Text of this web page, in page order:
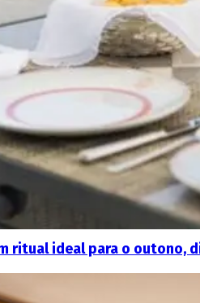
ritual ideal para o outono,